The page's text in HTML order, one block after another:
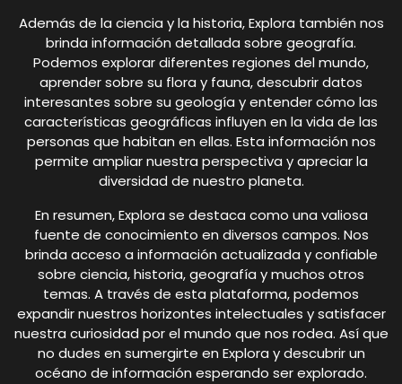
Además de la ciencia y la historia, Explora también nos
brinda información detallada sobre geografía.
Podemos explorar diferentes regiones del mundo,
aprender sobre su flora y fauna, descubrir datos
interesantes sobre su geología y entender cómo las
características geográficas influyen en la vida de las
personas que habitan en ellas. Esta información nos
permite ampliar nuestra perspectiva y apreciar la
diversidad de nuestro planeta.
En resumen, Explora se destaca como una valiosa
fuente de conocimiento en diversos campos. Nos
brinda acceso a información actualizada y confiable
sobre ciencia, historia, geografía y muchos otros
temas. A través de esta plataforma, podemos
expandir nuestros horizontes intelectuales y satisfacer
nuestra curiosidad por el mundo que nos rodea. Así que
no dudes en sumergirte en Explora y descubrir un
océano de información esperando ser explorado.